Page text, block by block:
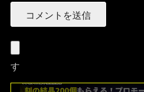
す